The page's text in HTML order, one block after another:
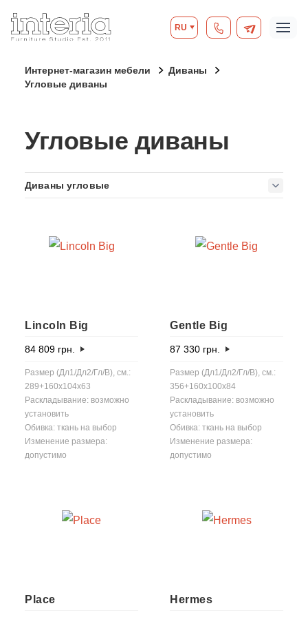
RU
Интернет-магазин мебели
Диваны
Угловые диваны
Угловые диваны
Диваны угловые
Lincoln Big
84 809 грн.
Размер (Дл1/Дл2/Гл/В), см.:
289+160x104x63
Раскладывание: возможно
установить
Обивка: ткань на выбор
Изменение размера:
допустимо
Gentle Big
87 330 грн.
Размер (Дл1/Дл2/Гл/В), см.:
356+160x100x84
Раскладывание: возможно
установить
Обивка: ткань на выбор
Изменение размера:
допустимо
Place Hermes